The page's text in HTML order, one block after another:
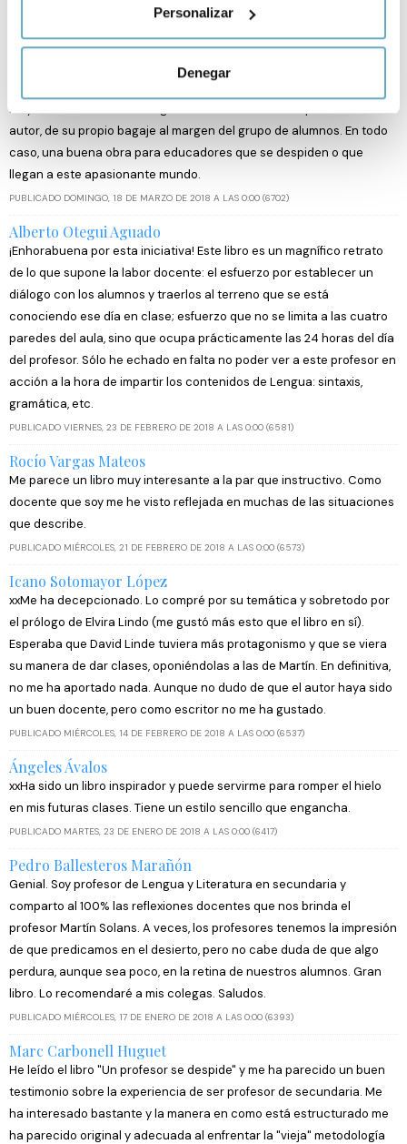
Identificar su dispositivo analizándolo activamente
datos personales y establezca sus preferencias en la
sección de datos. Puede cambiar o retirar su
consentimiento en cualquier momento en la Declaración
de cookies.
Las cookies de este sitio web se usan para personalizar
el contenido y los anuncios, ofrecer funciones de redes
sociales y analizar el tráfico. Además, compartimos
información sobre el uso que haga del sitio web con
nuestros partners de redes sociales, publicidad y análisis
web, quienes pueden combinarla con otra información
que les haya proporcionado o que hayan recopilado a
partir del uso que haya hecho de sus servicios.
Personalizar
Denegar
en la transmisión de conocimientos sobre literatura así como los
Muy interesante. Quizás algo falto de más vivencias personales del
autor, de su propio bagaje al margen del grupo de alumnos. En todo
caso, una buena obra para educadores que se despiden o que
llegan a este apasionante mundo.
PUBLICADO DOMINGO, 18 DE MARZO DE 2018 A LAS 0:00 (6702)
Alberto Otegui Aguado
¡Enhorabuena por esta iniciativa! Este libro es un magnífico retrato
de lo que supone la labor docente: el esfuerzo por establecer un
diálogo con los alumnos y traerlos al terreno que se está
conociendo ese día en clase; esfuerzo que no se limita a las cuatro
paredes del aula, sino que ocupa prácticamente las 24 horas del día
del profesor. Sólo he echado en falta no poder ver a este profesor en
acción a la hora de impartir los contenidos de Lengua: sintaxis,
gramática, etc.
PUBLICADO VIERNES, 23 DE FEBRERO DE 2018 A LAS 0:00 (6581)
Rocío Vargas Mateos
Me parece un libro muy interesante a la par que instructivo. Como
docente que soy me he visto reflejada en muchas de las situaciones
que describe.
PUBLICADO MIÉRCOLES, 21 DE FEBRERO DE 2018 A LAS 0:00 (6573)
Icano Sotomayor López
xxMe ha decepcionado. Lo compré por su temática y sobretodo por
el prólogo de Elvira Lindo (me gustó más esto que el libro en sí).
Esperaba que David Linde tuviera más protagonismo y que se viera
su manera de dar clases, oponiéndolas a las de Martín. En definitiva,
no me ha aportado nada. Aunque no dudo de que el autor haya sido
un buen docente, pero como escritor no me ha gustado.
PUBLICADO MIÉRCOLES, 14 DE FEBRERO DE 2018 A LAS 0:00 (6537)
Ángeles Ávalos
xxHa sido un libro inspirador y puede servirme para romper el hielo
en mis futuras clases. Tiene un estilo sencillo que engancha.
PUBLICADO MARTES, 23 DE ENERO DE 2018 A LAS 0:00 (6417)
Pedro Ballesteros Marañón
Genial. Soy profesor de Lengua y Literatura en secundaria y
comparto al 100% las reflexiones docentes que nos brinda el
profesor Martín Solans. A veces, los profesores tenemos la impresión
de que predicamos en el desierto, pero no cabe duda de que algo
perdura, aunque sea poco, en la retina de nuestros alumnos. Gran
libro. Lo recomendaré a mis colegas. Saludos.
PUBLICADO MIÉRCOLES, 17 DE ENERO DE 2018 A LAS 0:00 (6393)
Marc Carbonell Huguet
He leído el libro "Un profesor se despide" y me ha parecido un buen
testimonio sobre la experiencia de ser profesor de secundaria. Me
ha interesado bastante y la manera en como está estructurado me
ha parecido original y adecuada al enfrentar la "vieja" metodología